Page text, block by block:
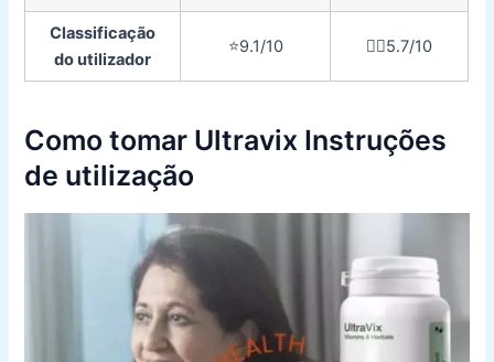
Classificação
do utilizador
⭐️9.1/10 👎🏼5.7/10
Como tomar Ultravix Instruções
de utilização